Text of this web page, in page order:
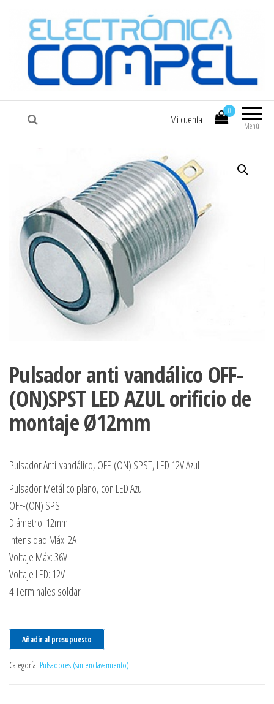
COMPEL Electrónica COMPEL
Menú
0
Mi cuenta
Pulsador anti vandálico OFF-
(ON)SPST LED AZUL orificio de
montaje Ø12mm
Pulsador Anti-vandálico, OFF-(ON) SPST, LED 12V Azul
Pulsador Metálico plano, con LED Azul
OFF-(ON) SPST
Diámetro: 12mm
Intensidad Máx: 2A
Voltaje Máx: 36V
Voltaje LED: 12V
4 Terminales soldar
Añadir al presupuesto
Categoría: Pulsadores (sin enclavamiento)